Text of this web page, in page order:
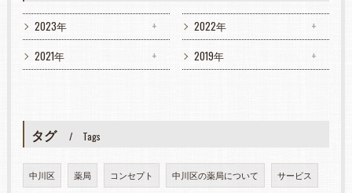
2023年
2022年
2021年
2019年
タグ Tags
中川区 薬局 コンセプト 中川区の薬局について サービス